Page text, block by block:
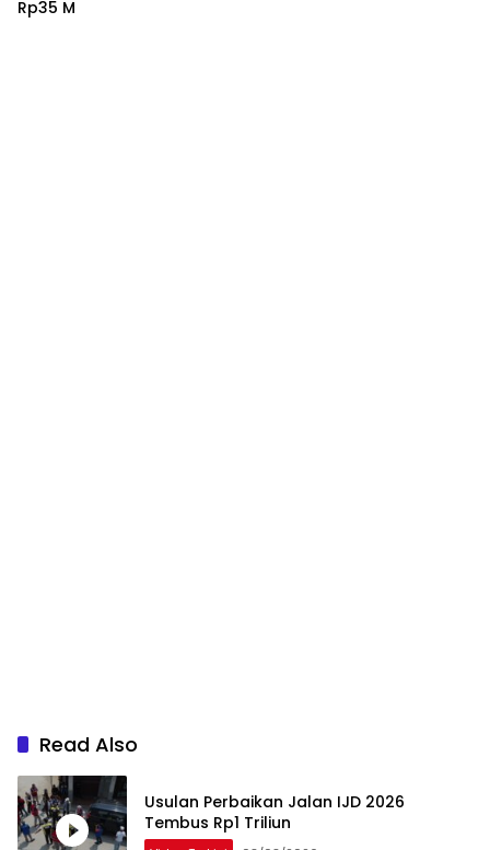
Rp35 M
Read Also
Usulan Perbaikan Jalan IJD 2026
Tembus Rp1 Triliun